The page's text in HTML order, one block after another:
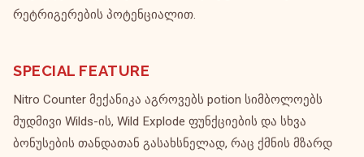
რეტრიგერების პოტენციალით.
SPECIAL FEATURE
Nitro Counter მექანიკა აგროვებს potion სიმბოლოებს
მუდმივი Wilds-ის, Wild Explode ფუნქციების და სხვა
ბონუსების თანდათან გასახსნელად, რაც ქმნის მზარდ